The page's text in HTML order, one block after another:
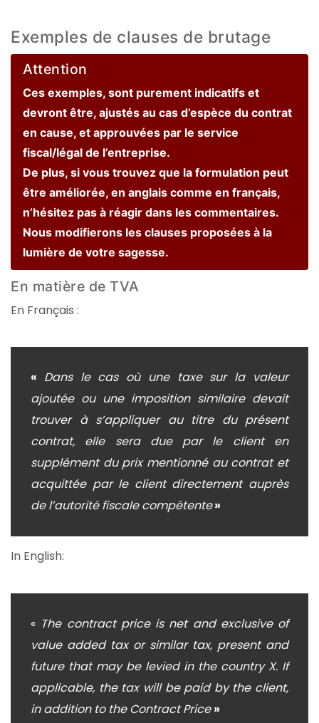
Exemples de clauses de brutage
Attention
Ces exemples, sont purement indicatifs et
devront être, ajustés au cas d’espèce du contrat
en cause, et approuvées par le service
fiscal/légal de l’entreprise.
De plus, si vous trouvez que la formulation peut
être améliorée, en anglais comme en français,
n’hésitez pas à réagir dans les commentaires.
Nous modifierons les clauses proposées à la
lumière de votre sagesse.
En matière de TVA
En Français :
« Dans le cas où une taxe sur la valeur
ajoutée ou une imposition similaire devait
trouver à s’appliquer au titre du présent
contrat, elle sera due par le client en
supplément du prix mentionné au contrat et
acquittée par le client directement auprès
de l’autorité fiscale compétente»
In English:
« The contract price is net and exclusive of
value added tax or similar tax, present and
future that may be levied in the country X. If
applicable, the tax will be paid by the client,
in addition to the Contract Price»